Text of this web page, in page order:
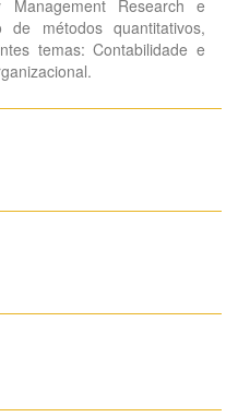
Management Research e
métodos quantitativos,
temas: Contabilidade e